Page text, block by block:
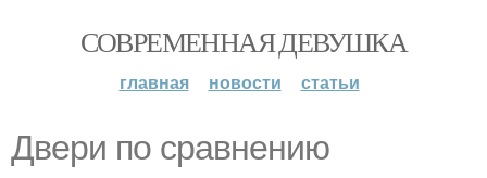
СОВРЕМЕННАЯ ДЕВУШКА
главная новости статьи
Двери по сравнению